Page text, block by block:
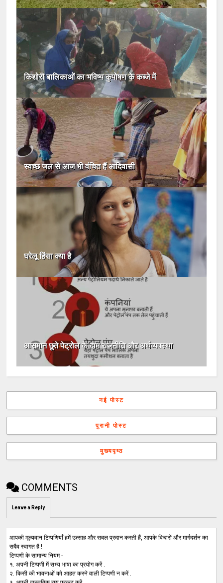
किशोरी बालिकाओं का भविष्य कुपोषण के कब्जे में
स्वच्छ जल से आज भी वंचित हैं आदिवासी
घरेलू हिंसा क्या है
आसमान छूते पेट्रोल के दाम राजनीति और अर्थव्यवस्था
नई पोस्ट
पुरानी पोस्ट
मुख्यपृष्ठ
COMMENTS
Leave a Reply
आपकी मूल्यवान टिप्पणियाँ हमें उत्साह और सबल प्रदान करती हैं, आपके विचारों और मार्गदर्शन का
सदैव स्वागत है !
टिप्पणी के सामान्य नियम -
१. अपनी टिप्पणी में सभ्य भाषा का प्रयोग करें .
२. किसी की भावनाओं को आहत करने वाली टिप्पणी न करें .